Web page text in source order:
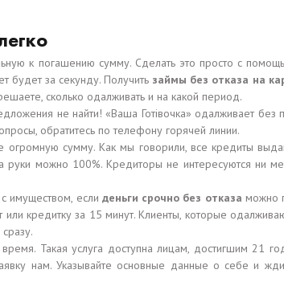
к погашению сумму. Сделать это просто с
будет за секунду. Получить займы без отказа на
сколько одалживать и на какой период.
не найти! «Ваша Готівочка» одалживает без
обратитесь по телефону горячей линии.
огромную сумму. Как мы говорили, все кредиты
руки можно 100%. Кредиторы не интересуются ни
имуществом, если деньги срочно без отказа можно
или кредитку за 15 минут. Клиенты, которые
Такая услуга доступна лицам, достигшим 21
нам. Указывайте основные данные о себе и